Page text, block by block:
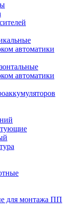
автоматики
автоматики
для монтажа ПП